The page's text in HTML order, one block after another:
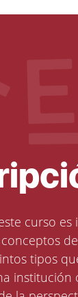
curso
de
tipos
institución